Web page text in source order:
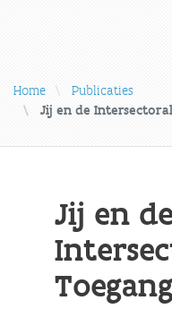
Home
Publicaties
Jij en de
Jij en de